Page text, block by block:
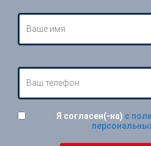
Я согласен(-на) с